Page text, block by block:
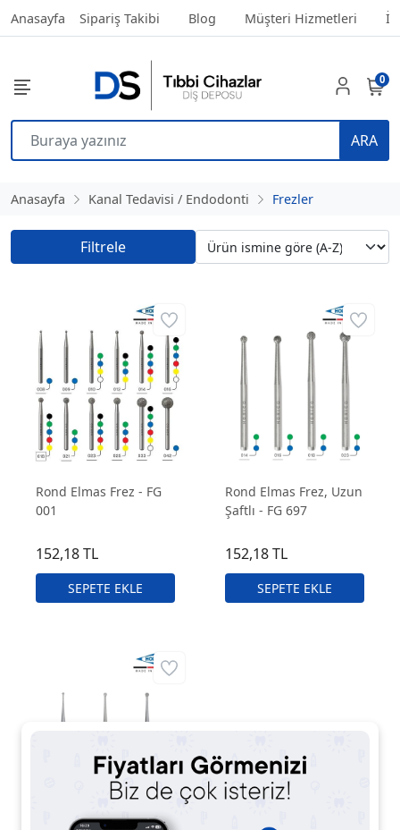
Anasayfa Sipariş Takibi Blog Müşteri Hizmetleri
ARA
0
Anasayfa Kanal Tedavisi / Endodonti Frezler
Filtrele
Rond Elmas Frez - FG
001
152,18 TL
Rond Elmas Frez, Uzun
Şaftlı - FG 697
152,18 TL